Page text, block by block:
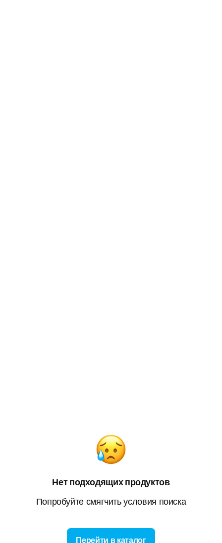
Нет подходящих продуктов
Попробуйте смягчить условия поиска
Перейти в каталог